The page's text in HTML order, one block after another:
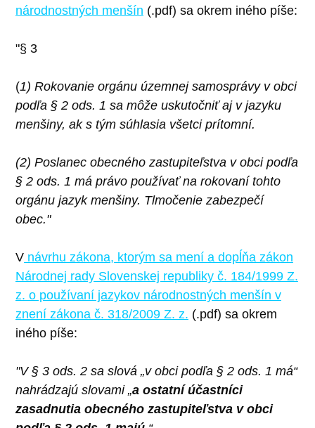
národnostných menšín (.pdf) sa okrem iného píše:
"§ 3
(1) Rokovanie orgánu územnej samosprávy v obci
podľa § 2 ods. 1 sa môže uskutočniť aj v jazyku
menšiny, ak s tým súhlasia všetci prítomní.
(2) Poslanec obecného zastupiteľstva v obci podľa
§ 2 ods. 1 má právo používať na rokovaní tohto
orgánu jazyk menšiny. Tlmočenie zabezpečí
obec."
V návrhu zákona, ktorým sa mení a dopĺňa zákon
Národnej rady Slovenskej republiky č. 184/1999 Z.
z. o používaní jazykov národnostných menšín v
znení zákona č. 318/2009 Z. z. (.pdf) sa okrem
iného píše:
"V § 3 ods. 2 sa slová „v obci podľa § 2 ods. 1 má“
nahrádzajú slovami „a ostatní účastníci
zasadnutia obecného zastupiteľstva v obci